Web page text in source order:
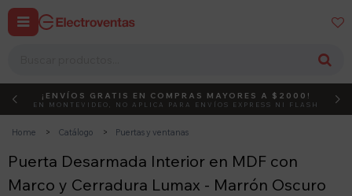
 
DEBUT ACTIVÁ EL CÓDIGO
¡ENVÍOS GRATIS EN COMPRAS MAYORES A $2000!
EN MONTEVIDEO, NO APLICA PARA ENVÍOS EXPRESS NI FLASH
Home Catálogo Puertas y ventanas
Puerta Desarmada Interior en MDF con
Marco y Cerradura Lumax - Marrón Oscuro